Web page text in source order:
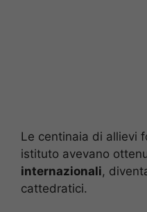
Le centinaia di allievi
istituto avevano
internazionali,
cattedratici.